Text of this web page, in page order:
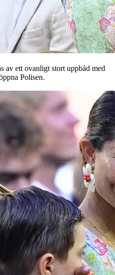
av ett ovanligt stort uppbåd med
Polisen.